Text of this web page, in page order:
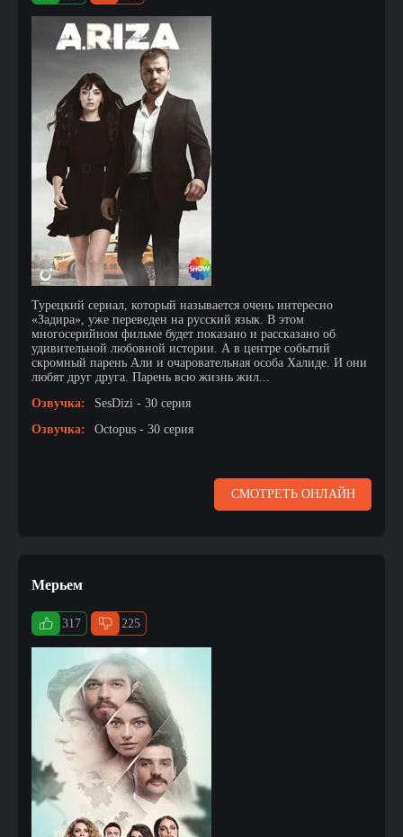
Турецкий сериал, который называется очень интересно
«Задира», уже переведен на русский язык. В этом
многосерийном фильме будет показано и рассказано об
удивительной любовной истории. А в центре событий
скромный парень Али и очаровательная особа Халиде. И они
любят друг друга. Парень всю жизнь жил...
Озвучка:
SesDizi - 30 серия
Озвучка:
Octopus - 30 серия
СМОТРЕТЬ ОНЛАЙН
Мерьем
317 225